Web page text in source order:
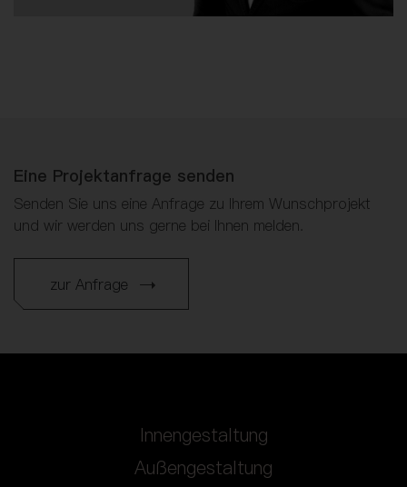
Eine Projektanfrage senden
Senden Sie uns eine Anfrage zu Ihrem Wunschprojekt
und wir werden uns gerne bei Ihnen melden.
zur Anfrage
Innengestaltung
Außengestaltung